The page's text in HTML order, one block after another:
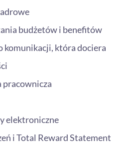
budżetów i benefitów
komunikacji, która dociera
pracownicza
elektroniczne
i Total Reward Statement